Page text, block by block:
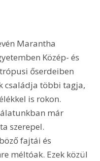
Marantha
Közép- és
őserdeiben
családja többi tagja,
is rokon.
már
szerepel.
fajtái és
méltóak. Ezek közül